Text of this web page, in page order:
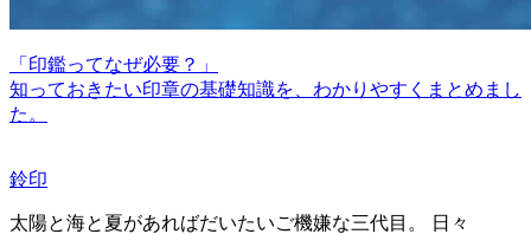
「印鑑ってなぜ必要？」
知っておきたい印章の基礎知識を、わかりやすくまとめまし
た。
鈴印
太陽と海と夏があればだいたいご機嫌な三代目。 日々